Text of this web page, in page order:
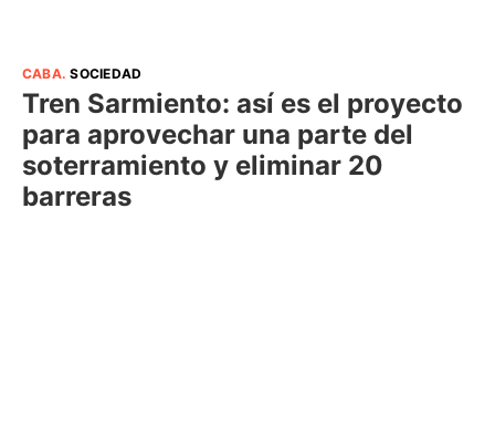
CABA.SOCIEDAD
Tren Sarmiento: así es el proyecto
para aprovechar una parte del
soterramiento y eliminar 20
barreras